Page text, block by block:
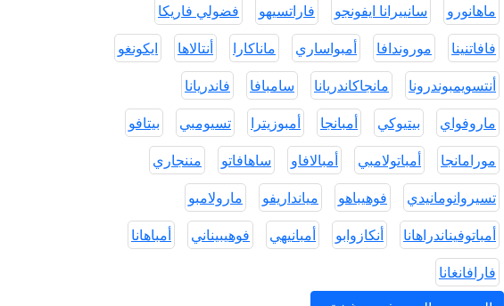
ماهانورو
سانييرانا ايفونجو فاراتسيهو
فضولي فاريكا
فافاتنينا
موروندافا أمبواساري ماناكارا أنتالاها
ايكونغو
أنتسويمبوندرونا
مانجاكاندريانا سامبافا
فاندريانا
ماروفواي
بيتيوكي أمبانجا أمبوزيترا تسيومبي
بيتافو
مورامانجا
أمباتولامبي أمبالافاو ساهافاتو
مننجاري
تسيروانومانيدي
فوهيباهو ميانداريفو
مارولامبو
أمباتوفيناندراهانا
أنكازوابو أمبانيهي فوهيبيناني
أمباهانا
فارافانغانا